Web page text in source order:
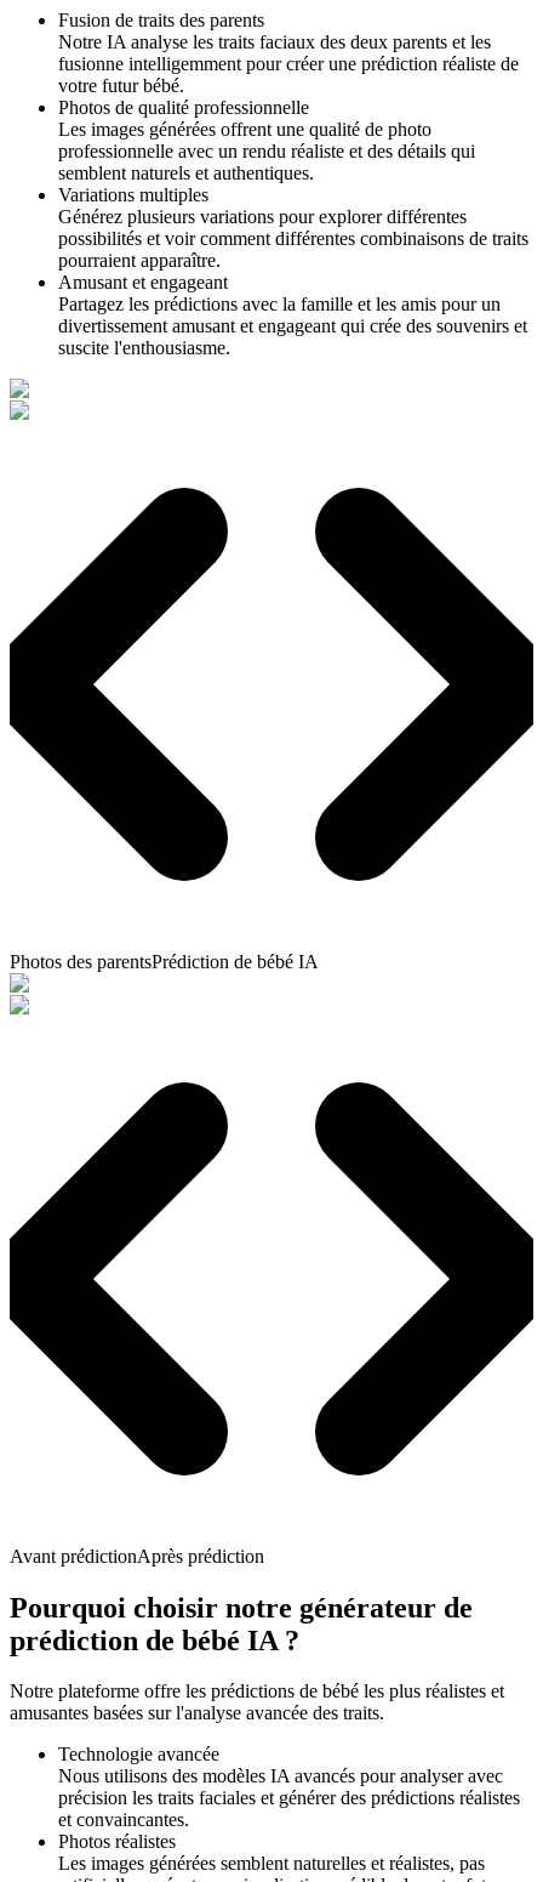
Fusion de traits des parents
Notre IA analyse les traits faciaux des deux parents et les
fusionne intelligemment pour créer une prédiction réaliste de
votre futur bébé.
Photos de qualité professionnelle
Les images générées offrent une qualité de photo
professionnelle avec un rendu réaliste et des détails qui
semblent naturels et authentiques.
Variations multiples
Générez plusieurs variations pour explorer différentes
possibilités et voir comment différentes combinaisons de traits
pourraient apparaître.
Amusant et engageant
Partagez les prédictions avec la famille et les amis pour un
divertissement amusant et engageant qui crée des souvenirs et
suscite l'enthousiasme.
Photos des parentsPrédiction de bébé IA
Avant prédictionAprès prédiction
Pourquoi choisir notre générateur de
prédiction de bébé IA ?
Notre plateforme offre les prédictions de bébé les plus réalistes et
amusantes basées sur l'analyse avancée des traits.
Technologie avancée
Nous utilisons des modèles IA avancés pour analyser avec
précision les traits faciales et générer des prédictions réalistes
et convaincantes.
Photos réalistes
Les images générées semblent naturelles et réalistes, pas